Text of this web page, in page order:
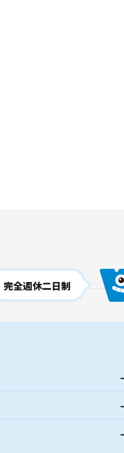
完全週休二日制